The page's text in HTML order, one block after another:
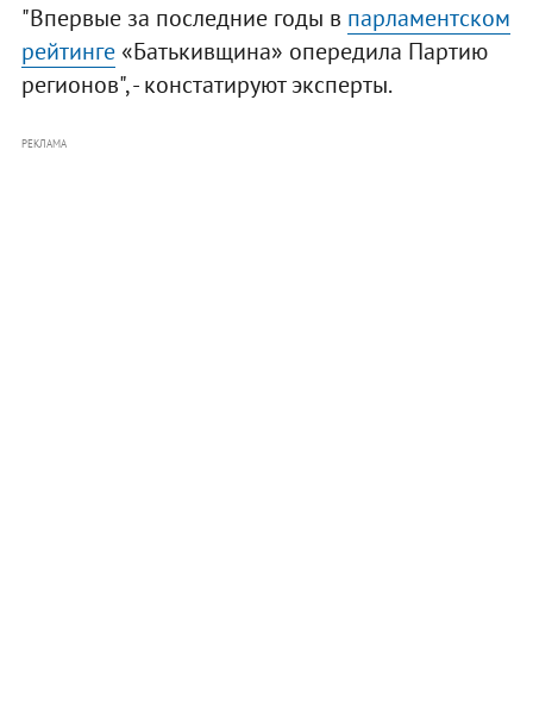
"Впервые за последние годы в парламентском
рейтинге«Батькивщина» опередила Партию
регионов", - констатируют эксперты.
РЕКЛАМА